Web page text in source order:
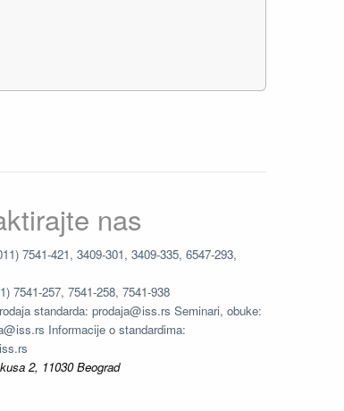
nas
7541-421, 3409-301, 3409-335, 6547-293,
7541-257, 7541-258, 7541-938
standarda: prodaja@iss.rs Seminari, obuke:
Informacije o standardima:
2, 11030 Beograd